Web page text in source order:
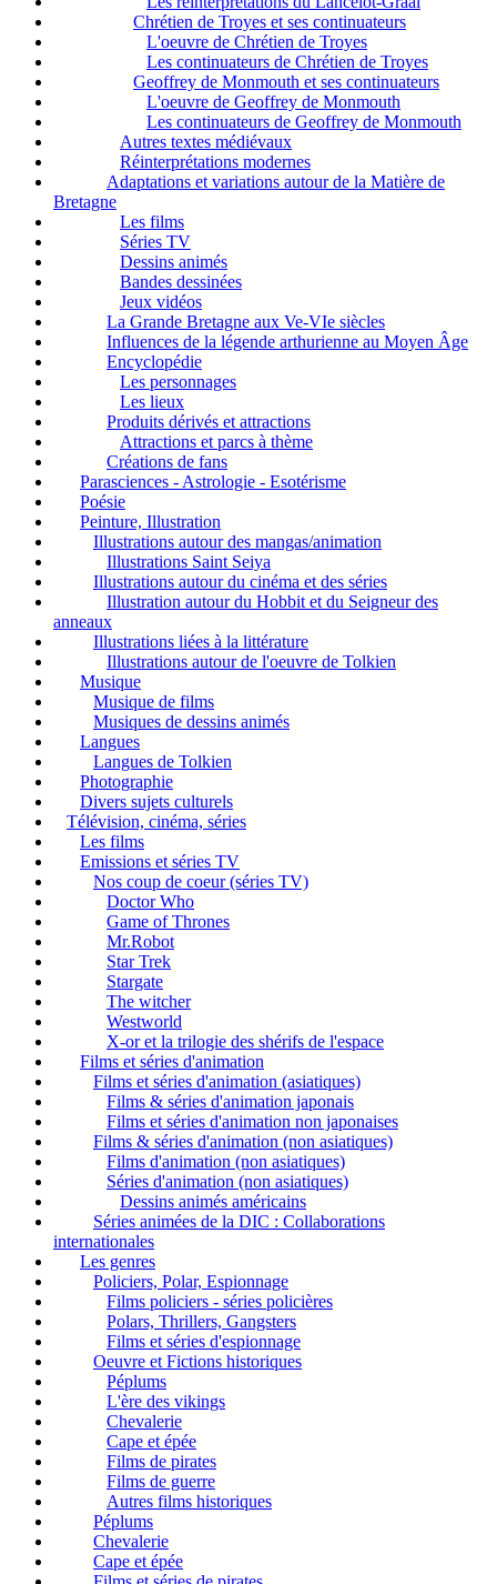
Chrétien de Troyes et ses continuateurs
L'oeuvre de Chrétien de Troyes
Les continuateurs de Chrétien de Troyes
Geoffrey de Monmouth et ses continuateurs
L'oeuvre de Geoffrey de Monmouth
Les continuateurs de Geoffrey de Monmouth
Autres textes médiévaux
Réinterprétations modernes
Adaptations et variations autour de la Matière de
Bretagne
Les films
Séries TV
Dessins animés
Bandes dessinées
Jeux vidéos
La Grande Bretagne aux Ve-VIe siècles
Influences de la légende arthurienne au Moyen Âge
Encyclopédie
Les personnages
Les lieux
Produits dérivés et attractions
Attractions et parcs à thème
Créations de fans
Parasciences - Astrologie - Esotérisme
Poésie
Peinture, Illustration
Illustrations autour des mangas/animation
Illustrations Saint Seiya
Illustrations autour du cinéma et des séries
Illustration autour du Hobbit et du Seigneur des
anneaux
Illustrations liées à la littérature
Illustrations autour de l'oeuvre de Tolkien
Musique
Musique de films
Musiques de dessins animés
Langues
Langues de Tolkien
Photographie
Divers sujets culturels
Télévision, cinéma, séries
Les films
Emissions et séries TV
Nos coup de coeur (séries TV)
Doctor Who
Game of Thrones
Mr.Robot
Star Trek
Stargate
The witcher
Westworld
X-or et la trilogie des shérifs de l'espace
Films et séries d'animation
Films et séries d'animation (asiatiques)
Films & séries d'animation japonais
Films et séries d'animation non japonaises
Films & séries d'animation (non asiatiques)
Films d'animation (non asiatiques)
Séries d'animation (non asiatiques)
Dessins animés américains
Séries animées de la DIC : Collaborations
internationales
Les genres
Policiers, Polar, Espionnage
Films policiers - séries policières
Polars, Thrillers, Gangsters
Films et séries d'espionnage
Oeuvre et Fictions historiques
Péplums
L'ère des vikings
Chevalerie
Cape et épée
Films de pirates
Films de guerre
Autres films historiques
Péplums
Chevalerie
Cape et épée